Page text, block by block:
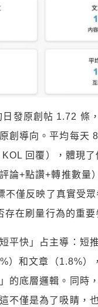
發原創帖 1.72 條
創導向。平均每天
KOL 回覆），體現
論+點讚+轉推數量
不僅反映了真實受
存在刷量行為的重要
平快」占主導：短
）和文章（1.8%）
的底層邏輯。同時
不僅是為了吸睛，